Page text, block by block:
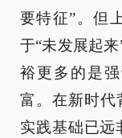
要特征”。但
于“未发展起
裕更多的是
富。在新时代
实践基础已远